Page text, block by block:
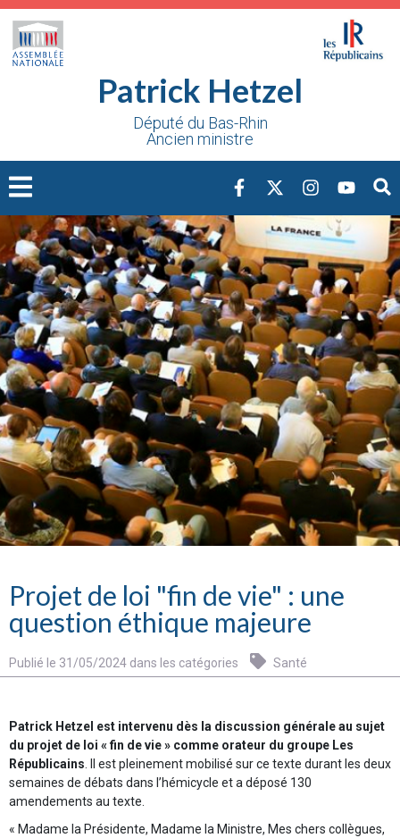
Patrick Hetzel
Député du Bas-Rhin
Ancien ministre
Projet de loi "fin de vie" : une
question éthique majeure
Publié le 31/05/2024 dans les catégories Santé
Patrick Hetzel est intervenu dès la discussion générale au sujet
du projet de loi « fin de vie » comme orateur du groupe Les
Républicains. Il est pleinement mobilisé sur ce texte durant les deux
semaines de débats dans l’hémicycle et a déposé 130
amendements au texte.
« Madame la Présidente, Madame la Ministre, Mes chers collègues,
Cookies management panel